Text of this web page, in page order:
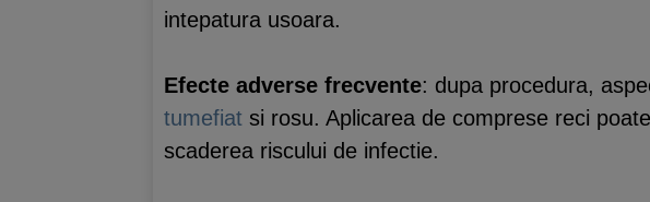
intepatura usoara.
Efecte adverse frecvente: dupa procedura,
tumefiat si rosu. Aplicarea de comprese reci
scaderea riscului de infectie.